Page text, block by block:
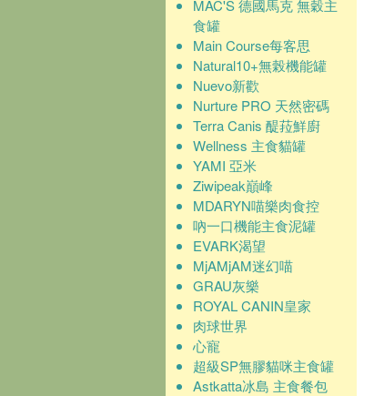
MAC'S 德國馬克 無穀主
食罐
Main Course每客思
Natural10+無榖機能罐
Nuevo新歡
Nurture PRO 天然密碼
Terra Canis 醍菈鮮廚
Wellness 主食貓罐
YAMI 亞米
Ziwipeak巔峰
MDARYN喵樂肉食控
吶一口機能主食泥罐
EVARK渴望
MjAMjAM迷幻喵
GRAU灰樂
ROYAL CANIN皇家
肉球世界
心寵
超級SP無膠貓咪主食罐
Astkatta冰島 主食餐包